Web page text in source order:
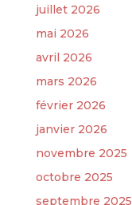
juillet 2026
mai 2026
avril 2026
mars 2026
février 2026
janvier 2026
novembre 2025
octobre 2025
septembre 2025